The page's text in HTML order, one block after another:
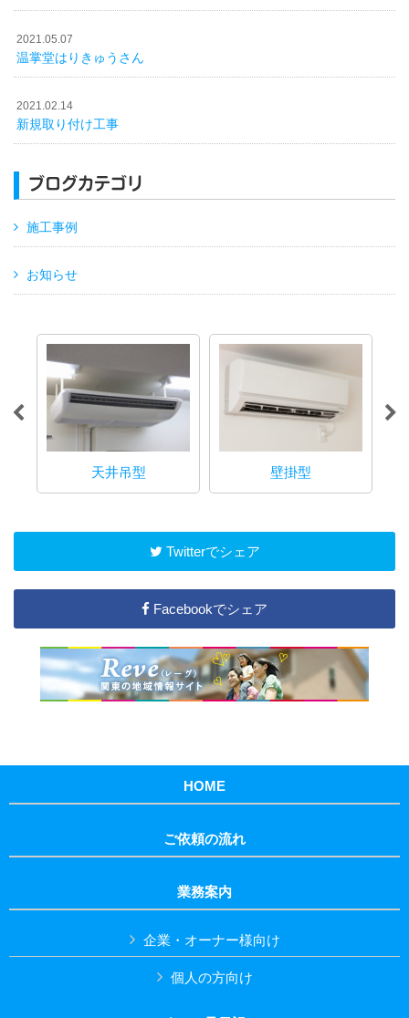
2021.05.07
温掌堂はりきゅうさん
2021.02.14
新規取り付け工事
ブログカテゴリ
施工事例
お知らせ
天井吊型 壁掛型
Twitterでシェア
Facebookでシェア
HOME
ご依頼の流れ
業務案内
企業・オーナー様向け
個人の方向け